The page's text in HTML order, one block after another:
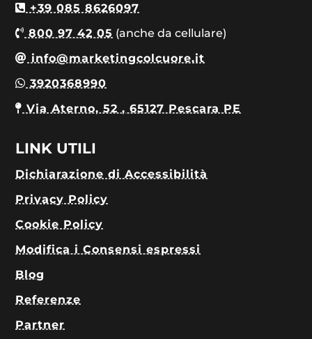
+39 085 8626097
800 97 42 05 (anche da cellulare)
info@marketingcolcuore.it
3920368990
Via Aterno, 52 , 65127 Pescara PE
LINK UTILI
Dichiarazione di Accessibilità
Privacy Policy
Cookie Policy
Modifica i Consensi espressi
Blog
Referenze
Partner